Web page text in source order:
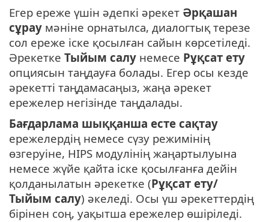
Егер ереже үшін әдепкі әрекет Әрқашан
сұрау мәніне орнатылса, диалогтық терезе
сол ереже іске қосылған сайын көрсетіледі.
Әрекетке Тыйым салу немесе Рұқсат ету
опциясын таңдауға болады. Егер осы кезде
әрекетті таңдамасаңыз, жаңа әрекет
ережелер негізінде таңдалады.
Бағдарлама шыққанша есте сақтау
ережелердің немесе сүзу режимінің
өзгеруіне, HIPS модулінің жаңартылуына
немесе жүйе қайта іске қосылғанға дейін
қолданылатын әрекетке (Рұқсат ету/
Тыйым салу) әкеледі. Осы үш әрекеттердің
бірінен соң, уақытша ережелер өшіріледі.